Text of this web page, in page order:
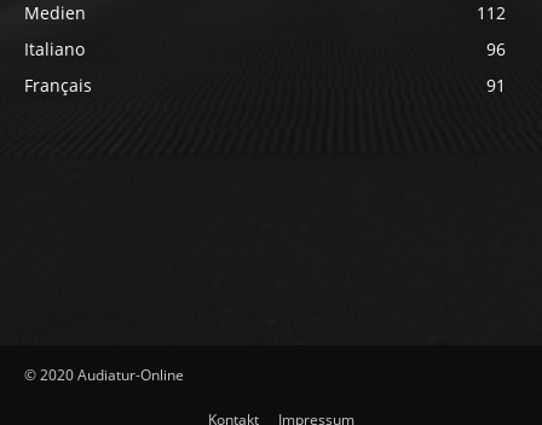
Medien
112
Italiano
96
Français
91
© 2020 Audiatur-Online
Kontakt Impressum